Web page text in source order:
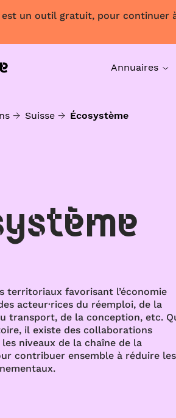
est un outil gratuit, pour continuer
Annuaires
Suisse Écosystème
territoriaux favorisant l’économie
acteur·rices du réemploi, de la
transport, de la conception, etc.
il existe des collaborations
niveaux de la chaîne de la
contribuer ensemble à réduire les